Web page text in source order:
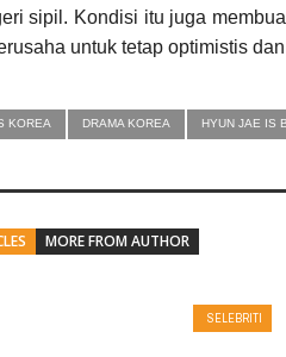
sipil. Kondisi itu juga
untuk tetap optimistis
KOREA DRAMA KOREA HYUN JAE IS
MORE FROM AUTHOR
SELEBRITI